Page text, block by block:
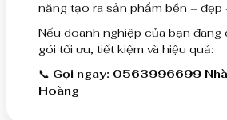
năng tạo ra sản phẩm bền – đẹp
Nếu doanh nghiệp của bạn đang
gói tối ưu, tiết kiệm và hiệu quả:
📞 Gọi ngay: 0563996699
Hoàng